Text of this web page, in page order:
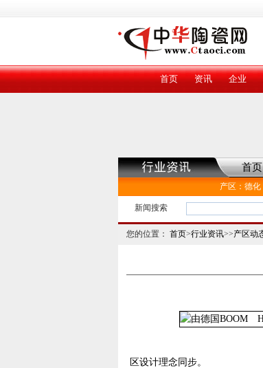
首页 资讯 企业
首页
产区 ： 德化
新闻搜索
您的位置： 首页>行业资讯>>产区动
由德国BOOM
区设计理念同步。